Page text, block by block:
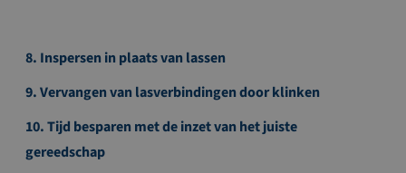
8. Inspersen in plaats van lassen
9. Vervangen van lasverbindingen door klinken
10. Tijd besparen met de inzet van het juiste
gereedschap